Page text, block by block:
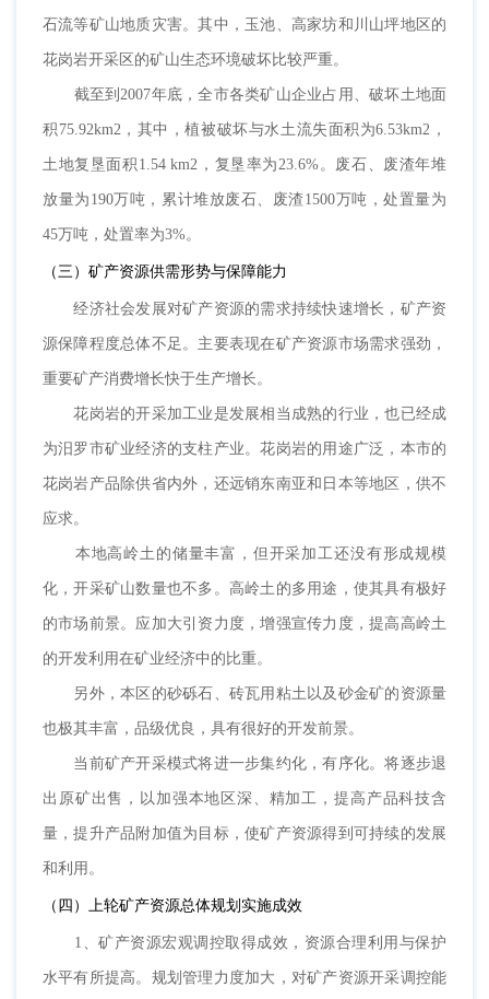
石流等矿山地质灾害。其中，玉池、高家坊和川山坪地区的
花岗岩开采区的矿山生态环境破坏比较严重。
截至到2007年底，全市各类矿山企业占用、破坏土地面
积75.92km2，其中，植被破坏与水土流失面积为6.53km2，
土地复垦面积1.54 km2，复垦率为23.6%。废石、废渣年堆
放量为190万吨，累计堆放废石、废渣1500万吨，处置量为
45万吨，处置率为3%。
（三）矿产资源供需形势与保障能力
经济社会发展对矿产资源的需求持续快速增长，矿产资
源保障程度总体不足。主要表现在矿产资源市场需求强劲，
重要矿产消费增长快于生产增长。
花岗岩的开采加工业是发展相当成熟的行业，也已经成
为汨罗市矿业经济的支柱产业。花岗岩的用途广泛，本市的
花岗岩产品除供省内外，还远销东南亚和日本等地区，供不
应求。
本地高岭土的储量丰富，但开采加工还没有形成规模
化，开采矿山数量也不多。高岭土的多用途，使其具有极好
的市场前景。应加大引资力度，增强宣传力度，提高高岭土
的开发利用在矿业经济中的比重。
另外，本区的砂砾石、砖瓦用粘土以及砂金矿的资源量
也极其丰富，品级优良，具有很好的开发前景。
当前矿产开采模式将进一步集约化，有序化。将逐步退
出原矿出售，以加强本地区深、精加工，提高产品科技含
量，提升产品附加值为目标，使矿产资源得到可持续的发展
和利用。
（四）上轮矿产资源总体规划实施成效
1、矿产资源宏观调控取得成效，资源合理利用与保护
水平有所提高。规划管理力度加大，对矿产资源开采调控能